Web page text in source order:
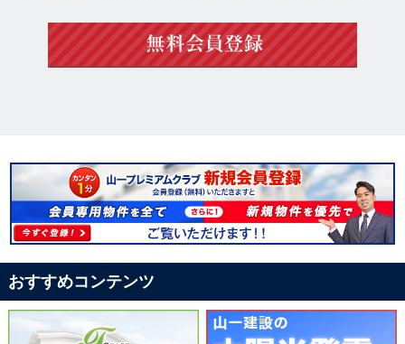
おすすめコンテンツ